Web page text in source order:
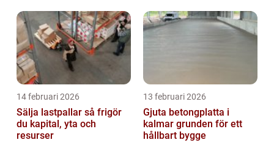
14 februari 2026
Sälja lastpallar så frigör
du kapital, yta och
resurser
13 februari 2026
Gjuta betongplatta i
kalmar grunden för ett
hållbart bygge